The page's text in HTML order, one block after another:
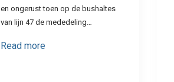
en ongerust toen op de bushaltes
van lijn 47 de mededeling…
Read more